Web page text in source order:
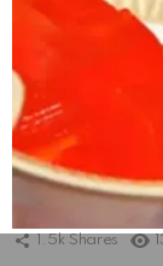
1.5k Shares